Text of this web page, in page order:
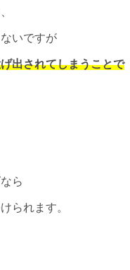
いですが
出されてしまうことで
ら
られます。